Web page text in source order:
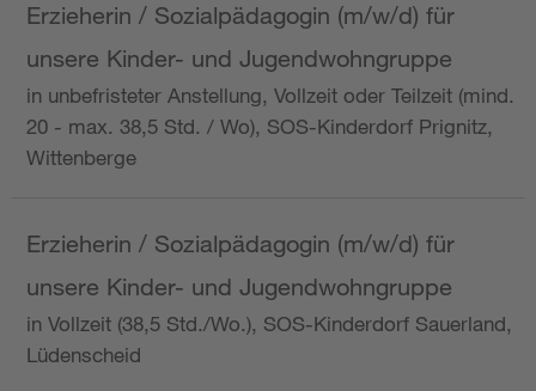
Erzieherin / Sozialpädagogin (m/w/d) für
unsere Kinder- und Jugendwohngruppe
in unbefristeter Anstellung, Vollzeit oder Teilzeit (mind.
20 - max. 38,5 Std. / Wo), SOS-Kinderdorf Prignitz,
Wittenberge
Erzieherin / Sozialpädagogin (m/w/d) für
unsere Kinder- und Jugendwohngruppe
in Vollzeit (38,5 Std./Wo.), SOS-Kinderdorf Sauerland,
Lüdenscheid